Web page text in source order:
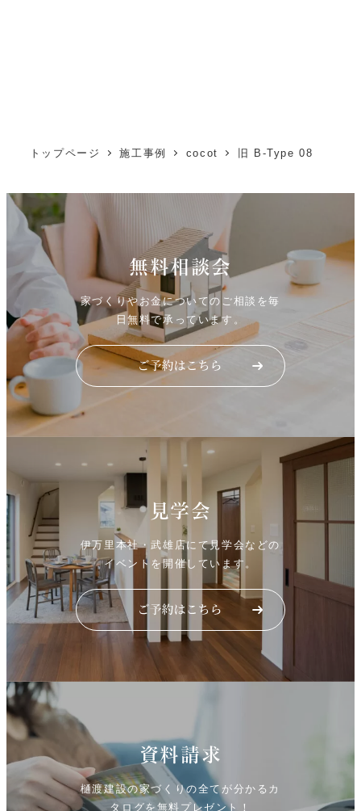
トップページ 施工事例 cocot 旧 B-Type 08
無料相談会
家づくりやお金についてのご相談を毎
日無料で承っています。
見学会
伊万里本社・武雄店にて見学会などの
イベントを開催しています。
資料請求
樋渡建設の家づくりの全てが分かるカ
タログを無料プレゼント！